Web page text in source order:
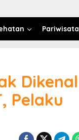
Pariwisata
Dikenal
Pelaku